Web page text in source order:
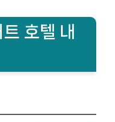
호텔 내